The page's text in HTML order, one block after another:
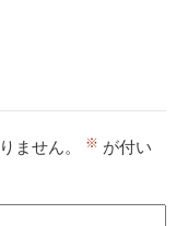
ません。 ※ が付い